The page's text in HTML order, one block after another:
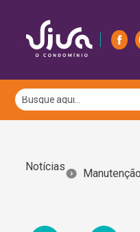
Notícias
Manutenção